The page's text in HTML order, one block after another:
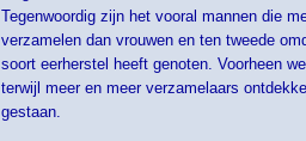
Tegenwoordig zijn het vooral mannen die
verzamelen dan vrouwen en ten tweede
soort eerherstel heeft genoten. Voorheen
terwijl meer en meer verzamelaars
gestaan.